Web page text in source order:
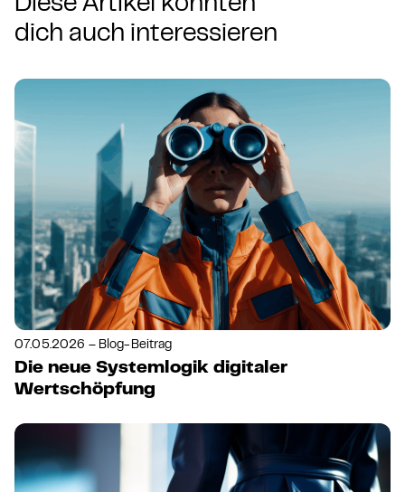
Diese Artikel könnten
dich auch interessieren
07.05.2026 – Blog-Beitrag
Die neue Systemlogik digitaler
Wertschöpfung